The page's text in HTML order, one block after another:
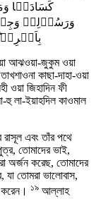
کَسَادَہَا
وَرَسُوۡلِہٖ
بِاَمۡرِہٖ
আঝওয়া-জুকুম ওয়া
কাছা-দাহা-ওয়া
ওয়া জিহাদিন ফী
হু লা-ইয়াহদিল কাওমাল
রাসূল এবং তাঁর পথে
তোমাদের ভাই,
অর্জন করেছ, তোমাদের
যা তোমরা ভালোবাস,
১৯ আল্লাহ